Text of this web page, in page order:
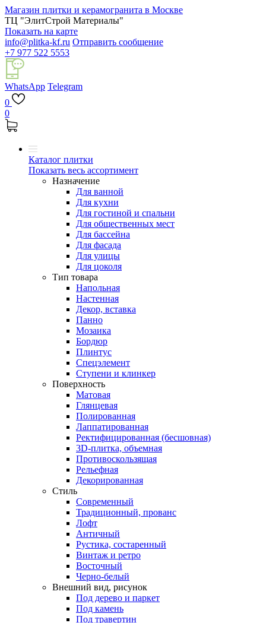
Магазин плитки и керамогранита в Москве
ТЦ "ЭлитСтрой Материалы"
Показать на карте
info@plitka-kf.ru Отправить сообщение
+7 977 522 5553
WhatsApp Telegram
0
0
Каталог плитки
Показать весь ассортимент
Назначение
Для ванной
Для кухни
Для гостиной и спальни
Для общественных мест
Для бассейна
Для фасада
Для улицы
Для цоколя
Тип товара
Напольная
Настенная
Декор, вставка
Панно
Мозаика
Бордюр
Плинтус
Спецэлемент
Ступени и клинкер
Поверхность
Матовая
Глянцевая
Полированная
Лаппатированная
Ректифицированная (бесшовная)
3D-плитка, объемная
Противоскользящая
Рельефная
Декорированная
Стиль
Современный
Традиционный, прованс
Лофт
Античный
Рустика, состаренный
Винтаж и ретро
Восточный
Черно-белый
Внешний вид, рисунок
Под дерево и паркет
Под камень
Под травертин